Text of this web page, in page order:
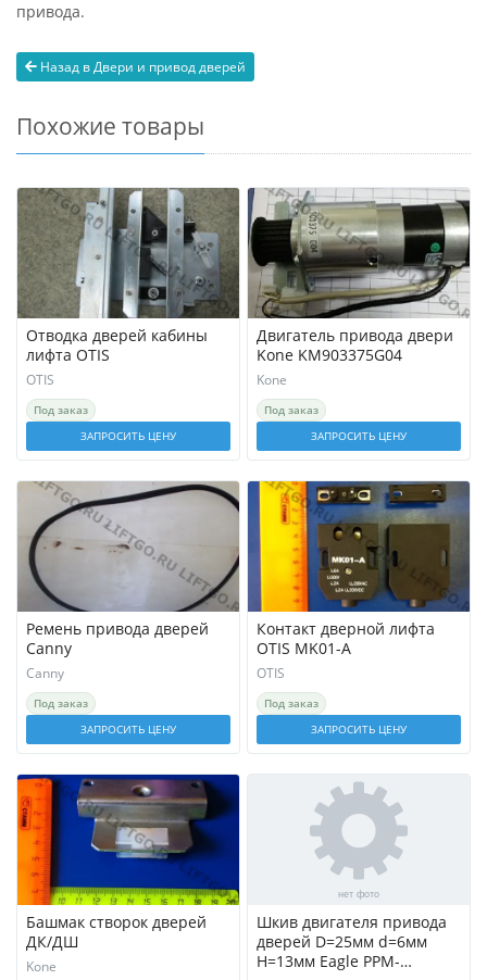
привода.
Назад в Двери и привод дверей
Похожие товары
Отводка дверей кабины
лифта OTIS
OTIS
Под заказ
ЗАПРОСИТЬ ЦЕНУ
Двигатель привода двери
Kone KM903375G04
Kone
Под заказ
ЗАПРОСИТЬ ЦЕНУ
Ремень привода дверей
Canny
Canny
Под заказ
ЗАПРОСИТЬ ЦЕНУ
Контакт дверной лифта
OTIS MK01-A
OTIS
Под заказ
ЗАПРОСИТЬ ЦЕНУ
Башмак створок дверей
ДК/ДШ
Kone
Шкив двигателя привода
дверей D=25мм d=6мм
H=13мм Eagle PPM-